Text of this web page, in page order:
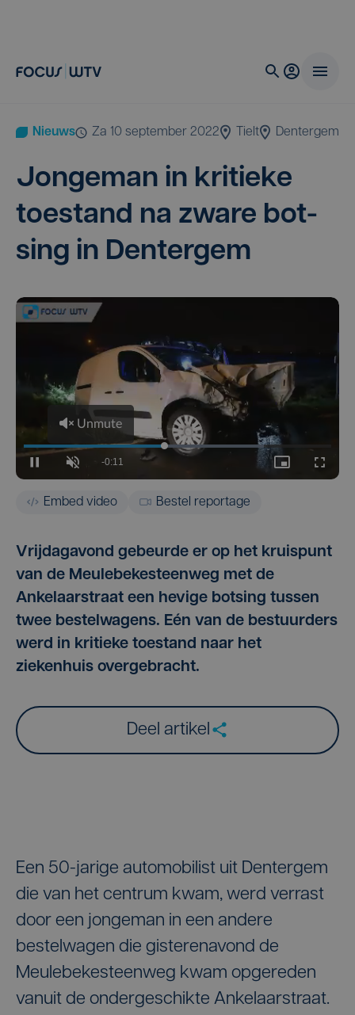
Nieuws za 10 september 2022 Tielt Dentergem
Jon­ge­man in kri­tie­ke
toe­stand na zwa­re bot­
sing in Dentergem
Embed video Bestel reportage
Vrijdagavond gebeurde er op het kruispunt
van de Meulebekesteenweg met de
Ankelaarstraat een hevige botsing tussen
twee bestelwagens. Eén van de bestuurders
werd in kritieke toestand naar het
ziekenhuis overgebracht.
Deel artikel
Een 50-jarige automobilist uit Dentergem
die van het centrum kwam, werd verrast
door een jongeman in een andere
bestelwagen die gisterenavond de
Meulebekesteenweg kwam opgereden
vanuit de ondergeschikte Ankelaarstraat.